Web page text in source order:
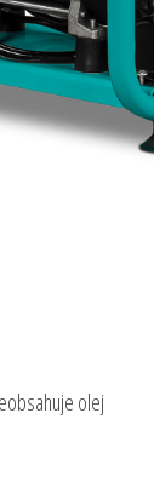
olej